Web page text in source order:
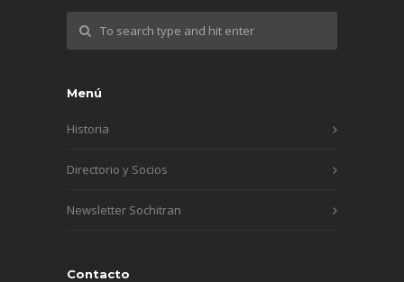
Menú
Historia
Directorio y Socios
Newsletter Sochitran
Contacto